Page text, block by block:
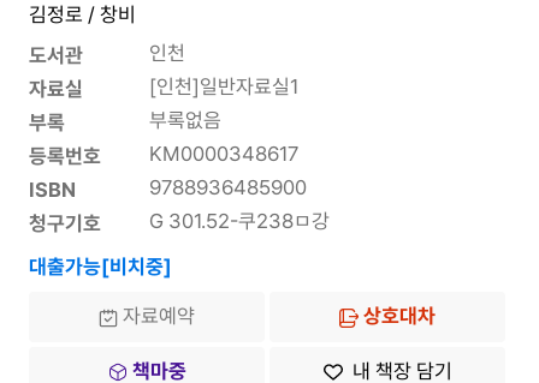
김정로 / 창비
도서관
인천
자료실
[인천]일반자료실1
부록
부록없음
등록번호
KM0000348617
ISBN
9788936485900
청구기호
G 301.52-쿠238ㅁ강
대출가능[비치중]
자료예약 상호대차
책마중 내 책장 담기